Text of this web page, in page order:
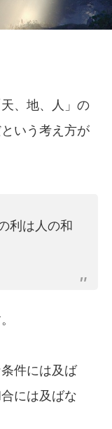
、地、人」の
いう考え方が
利は人の和
件には及ば
には及ばな